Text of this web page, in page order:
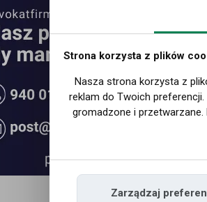
Strona korzysta z plików
Nasza strona korzysta z
reklam do Twoich
gromadzone i
Zarządzaj